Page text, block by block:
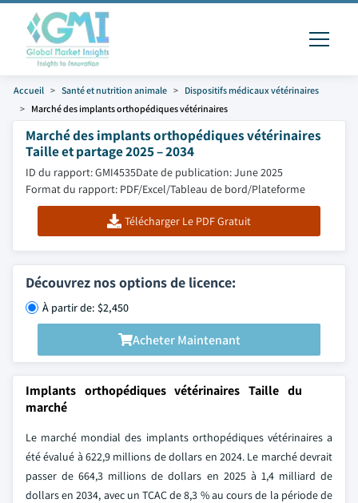
Accueil Santé et nutrition animale
Dispositifs médicaux vétérinaires
Marché des implants orthopédiques vétérinaires
Marché des implants orthopédiques vétérinaires
Taille et partage 2025 – 2034
ID du rapport: GMI4535Date de publication: June 2025
Format du rapport: PDF/Excel/Tableau de bord/Plateforme
Télécharger Le PDF Gratuit
Découvrez nos options de licence:
À partir de: $2,450
Acheter Maintenant
Implants orthopédiques vétérinaires Taille du
marché
Le marché mondial des implants orthopédiques vétérinaires a
été évalué à 622,9 millions de dollars en 2024. Le marché devrait
passer de 664,3 millions de dollars en 2025 à 1,4 milliard de
dollars en 2034, avec un TCAC de 8,3 % au cours de la période de